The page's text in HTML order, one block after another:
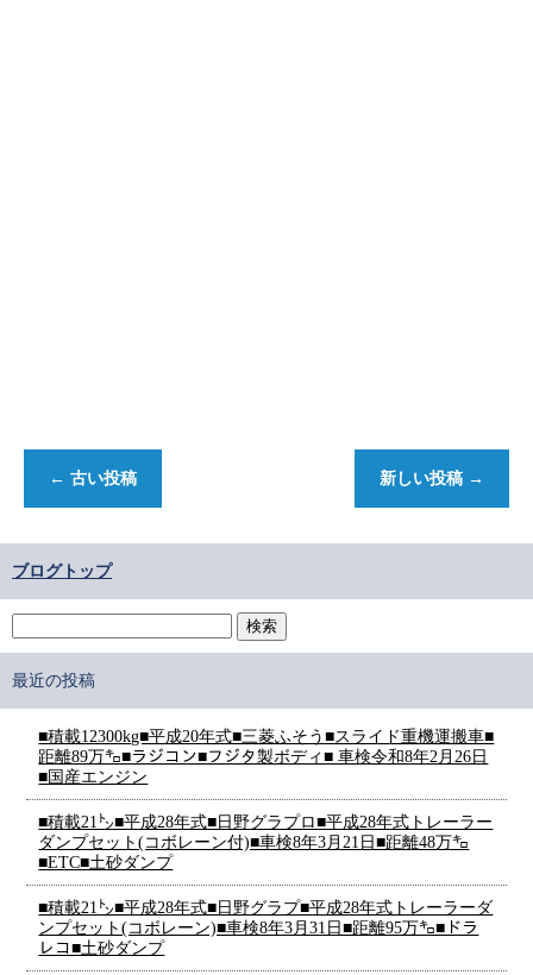
← 古い投稿 新しい投稿 →
ブログトップ
最近の投稿
■積載12300kg■平成20年式■三菱ふそう■スライド重機運搬車■
距離89万㌔■ラジコン■フジタ製ボディ■ 車検令和8年2月26日
■国産エンジン
■積載21㌧■平成28年式■日野グラプロ■平成28年式トレーラー
ダンプセット(コボレーン付)■車検8年3月21日■距離48万㌔
■ETC■土砂ダンプ
■積載21㌧■平成28年式■日野グラプ■平成28年式トレーラーダ
ンプセット(コボレーン)■車検8年3月31日■距離95万㌔■ドラ
レコ■土砂ダンプ